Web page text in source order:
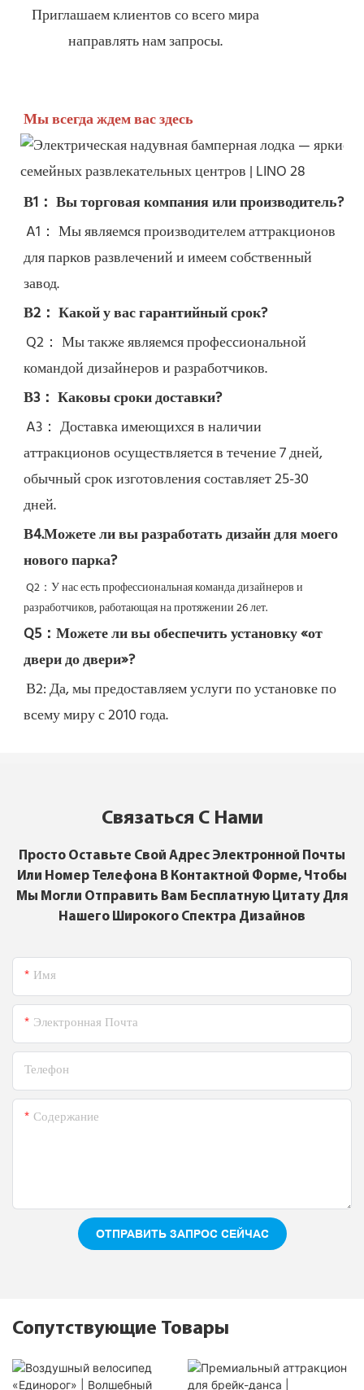
Приглашаем клиентов со всего мира
направлять нам запросы.
Мы всегда ждем вас здесь
В1： Вы торговая компания или производитель?
A1： Мы являемся производителем аттракционов
для парков развлечений и имеем собственный
завод.
В2： Какой у вас гарантийный срок?
Q2： Мы также являемся профессиональной
командой дизайнеров и разработчиков.
В3： Каковы сроки доставки?
A3： Доставка имеющихся в наличии
аттракционов осуществляется в течение 7 дней,
обычный срок изготовления составляет 25-30
дней.
В4.Можете ли вы разработать дизайн для моего
нового парка?
Q2： У нас есть профессиональная команда дизайнеров и
разработчиков, работающая на протяжении 26 лет.
Q5： Можете ли вы обеспечить установку «от
двери до двери»?
В2: Да, мы предоставляем услуги по установке по
всему миру с 2010 года.
Связаться С Нами
Просто Оставьте Свой Адрес Электронной Почты
Или Номер Телефона В Контактной Форме, Чтобы
Мы Могли Отправить Вам Бесплатную Цитату Для
Нашего Широкого Спектра Дизайнов
Имя
Электронная Почта
Телефон
Содержание
ОТПРАВИТЬ ЗАПРОС СЕЙЧАС
Сопутствующие Товары